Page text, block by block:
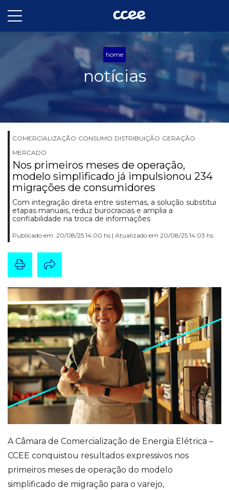
home
notícias
COMERCIALIZAÇÃO CONSUMO DISTRIBUIÇÃO GERAÇÃO
MERCADO
Nos primeiros meses de operação,
modelo simplificado já impulsionou 234
migrações de consumidores
Com integração direta entre sistemas, a solução substitui
etapas manuais, reduz burocracias e amplia a
confiabilidade na troca de informações
Publicado em: 20/08/25 14:00 hs | Atualizado em 20/08/25 14:03 hs
A Câmara de Comercialização de Energia Elétrica –
CCEE conquistou resultados expressivos nos
primeiros meses de operação do modelo
simplificado de migração para o varejo,